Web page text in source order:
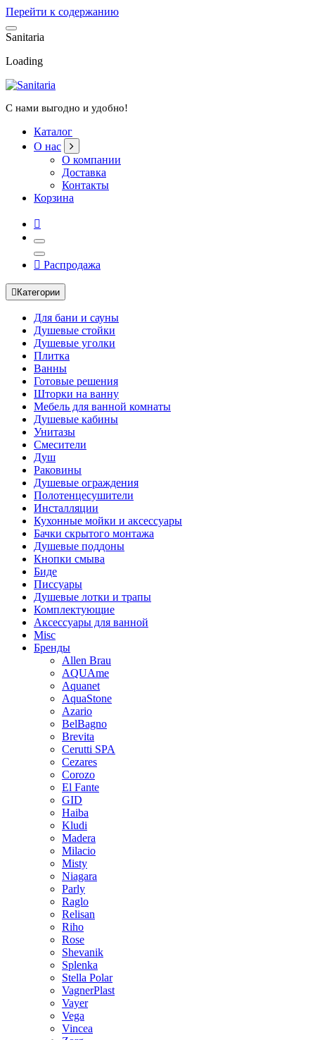
Перейти к содержанию
Sanitaria
Loading
С нами выгодно и удобно!
Каталог
О нас
О компании
Доставка
Контакты
Корзина
Распродажа
Категории
Для бани и сауны
Душевые стойки
Душевые уголки
Плитка
Ванны
Готовые решения
Шторки на ванну
Мебель для ванной комнаты
Душевые кабины
Унитазы
Смесители
Душ
Раковины
Душевые ограждения
Полотенцесушители
Инсталляции
Кухонные мойки и аксессуары
Бачки скрытого монтажа
Душевые поддоны
Кнопки смыва
Биде
Писсуары
Душевые лотки и трапы
Комплектующие
Аксессуары для ванной
Misc
Бренды
Allen Brau
AQUAme
Aquanet
AquaStone
Azario
BelBagno
Brevita
Cerutti SPA
Cezares
Corozo
El Fante
GID
Haiba
Kludi
Madera
Milacio
Misty
Niagara
Parly
Raglo
Relisan
Riho
Rose
Shevanik
Splenka
Stella Polar
VagnerPlast
Vayer
Vega
Vincea